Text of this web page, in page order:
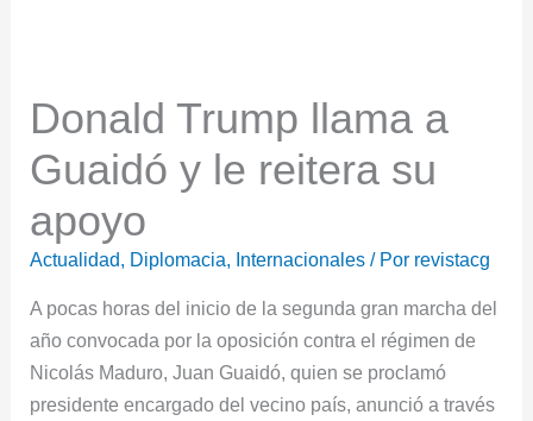
Donald Trump llama a
Guaidó y le reitera su
apoyo
Actualidad, Diplomacia, Internacionales / Por revistacg
A pocas horas del inicio de la segunda gran marcha del
año convocada por la oposición contra el régimen de
Nicolás Maduro, Juan Guaidó, quien se proclamó
presidente encargado del vecino país, anunció a través